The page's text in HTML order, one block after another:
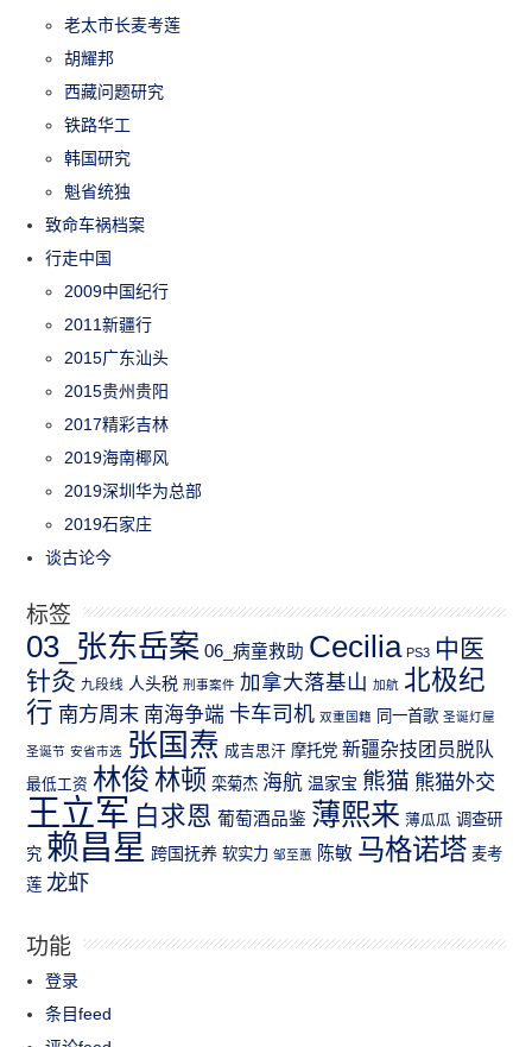
老太市长麦考莲
胡耀邦
西藏问题研究
铁路华工
韩国研究
魁省统独
致命车祸档案
行走中国
2009中国纪行
2011新疆行
2015广东汕头
2015贵州贵阳
2017精彩吉林
2019海南椰风
2019深圳华为总部
2019石家庄
谈古论今
标签
03_张东岳案 06_病童救助 Cecilia PS3 中医
针灸 九段线 人头税 刑事案件 加拿大落基山 加航 北极纪
行 南方周末 南海争端 卡车司机 双重国籍 同一首歌 圣诞灯屋
圣诞节 安省市选 张国焘 成吉思汗 摩托党 新疆杂技团员脱队
最低工资 林俊 林顿 栾菊杰 海航 温家宝 熊猫 熊猫外交
王立军 白求恩 葡萄酒品鉴 薄熙来 薄瓜瓜 调查研
究 赖昌星 跨国抚养 软实力 邹至蕙 陈敏 马格诺塔 麦考
莲 龙虾
功能
登录
条目feed